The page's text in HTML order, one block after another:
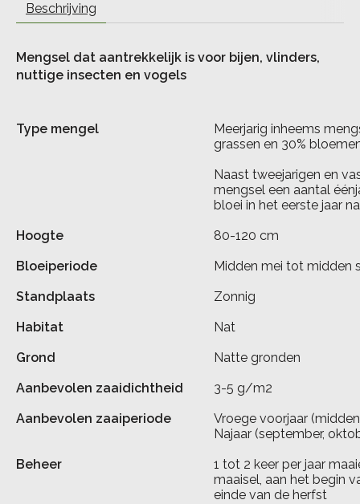
Beschrijving
Mengsel dat aantrekkelijk is voor bijen, vlinders,
nuttige insecten en vogels
Type mengel
Meerjarig inheems
grassen en 30%
Naast tweejarigen en
mengsel een aantal
bloei in het eerste jaar
Hoogte
80-120 cm
Bloeiperiode
Midden mei tot midden
Standplaats
Zonnig
Habitat
Nat
Grond
Natte gronden
Aanbevolen zaaidichtheid
3-5 g/m2
Aanbevolen zaaiperiode
Vroege voorjaar
Najaar (september,
Beheer
1 tot 2 keer per jaar
maaisel, aan het begin
einde van de herfst